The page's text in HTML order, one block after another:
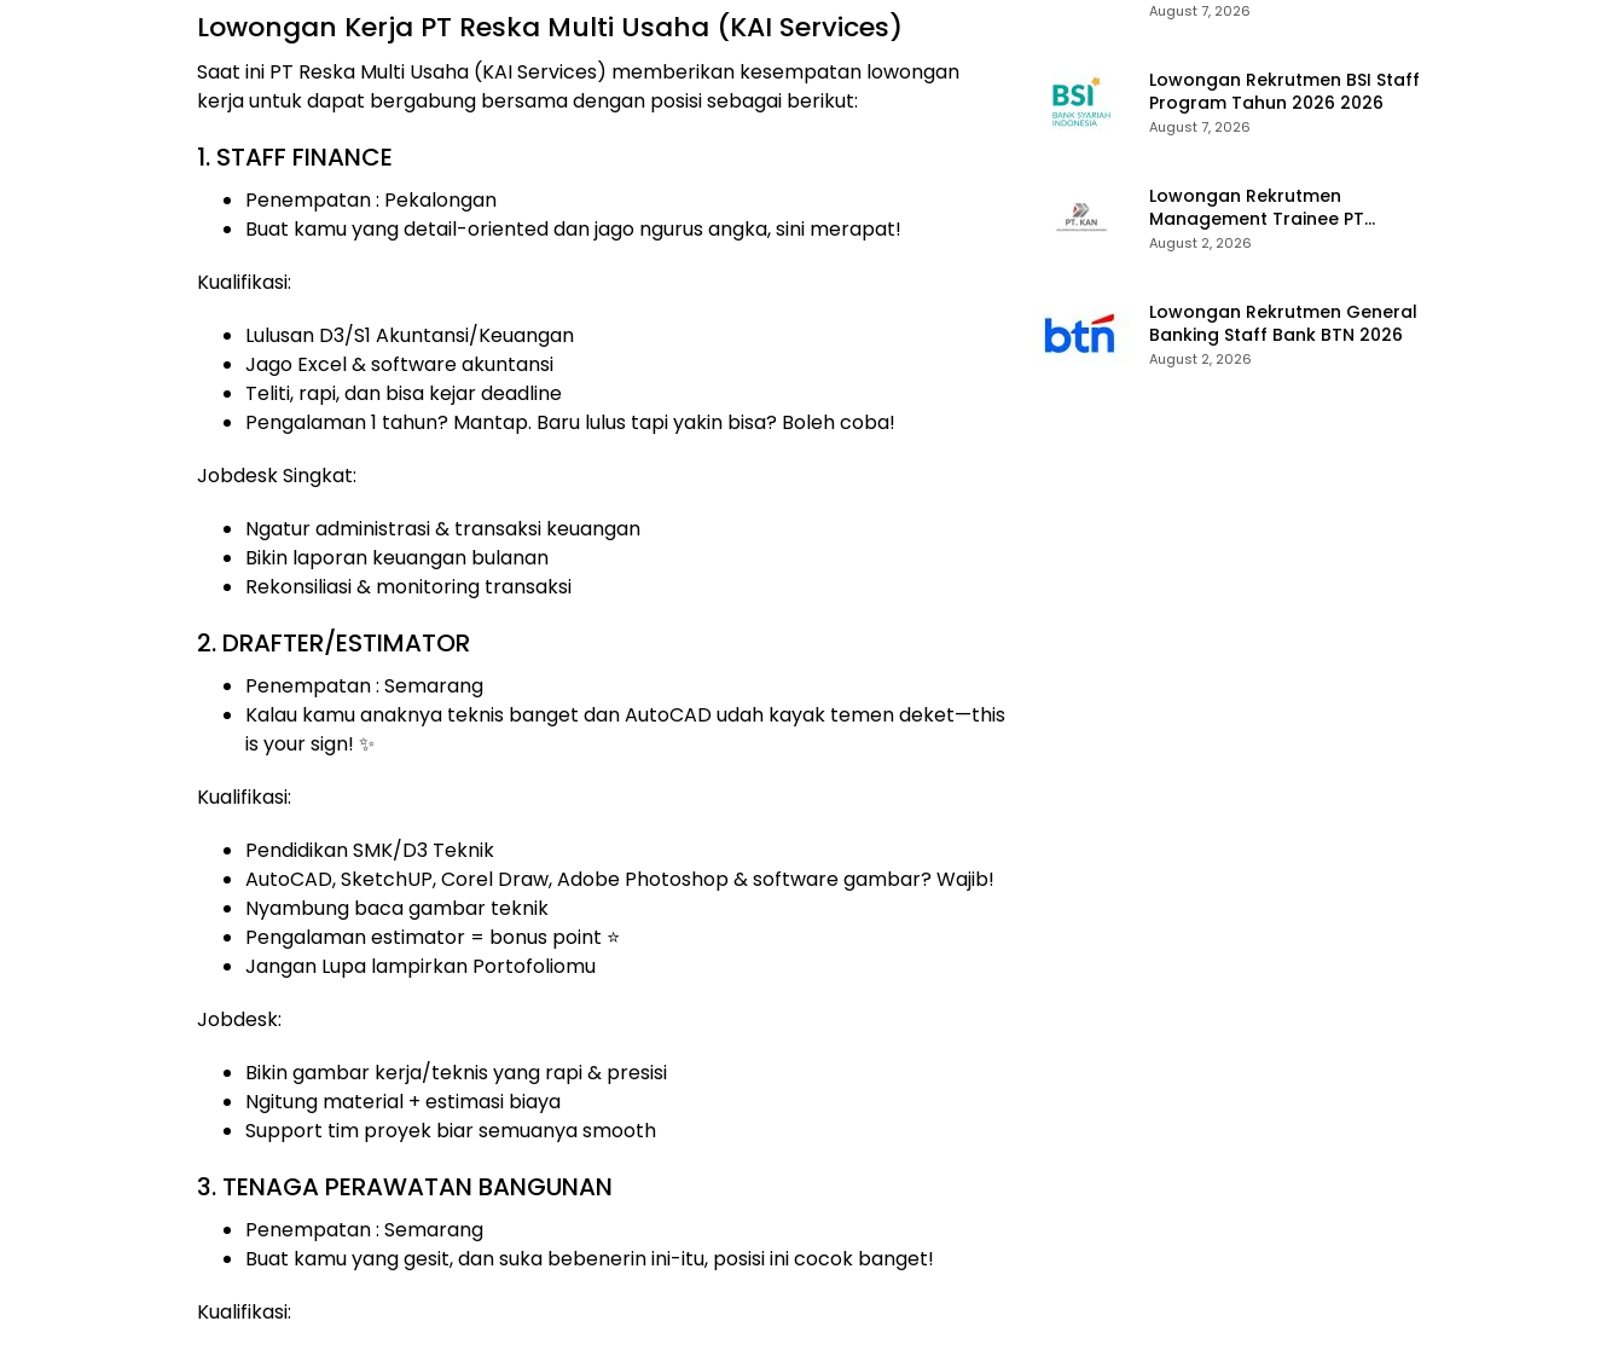
Lowongan Kerja PT Reska Multi Usaha (KAI Services)
Saat ini PT Reska Multi Usaha (KAI Services) memberikan kesempatan lowongan
kerja untuk dapat bergabung bersama dengan posisi sebagai berikut:
1. STAFF FINANCE
Penempatan : Pekalongan
Buat kamu yang detail-oriented dan jago ngurus angka, sini merapat!
Kualifikasi:
Lulusan D3/S1 Akuntansi/Keuangan
Jago Excel & software akuntansi
Teliti, rapi, dan bisa kejar deadline
Pengalaman 1 tahun? Mantap. Baru lulus tapi yakin bisa? Boleh coba!
Jobdesk Singkat:
Ngatur administrasi & transaksi keuangan
Bikin laporan keuangan bulanan
Rekonsiliasi & monitoring transaksi
2. DRAFTER/ESTIMATOR
Penempatan : Semarang
Kalau kamu anaknya teknis banget dan AutoCAD udah kayak temen deket—this
is your sign! ✨
Kualifikasi:
Pendidikan SMK/D3 Teknik
AutoCAD, SketchUP, Corel Draw, Adobe Photoshop & software gambar? Wajib!
Nyambung baca gambar teknik
Pengalaman estimator = bonus point ⭐
Jangan Lupa lampirkan Portofoliomu
Jobdesk:
Bikin gambar kerja/teknis yang rapi & presisi
Ngitung material + estimasi biaya
Support tim proyek biar semuanya smooth
3. TENAGA PERAWATAN BANGUNAN
Penempatan : Semarang
Buat kamu yang gesit, dan suka bebenerin ini-itu, posisi ini cocok banget!
Kualifikasi:
August 7, 2026
Lowongan Rekrutmen BSI Staff
Program Tahun 2026 2026
August 7, 2026
Lowongan Rekrutmen
Management Trainee PT
Kalimantan Alumina Nusantara
August 2, 2026
Lowongan Rekrutmen General
Banking Staff Bank BTN 2026
August 2, 2026